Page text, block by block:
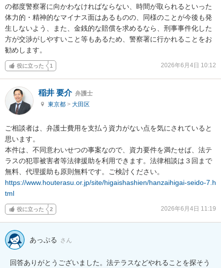
の都度警察署に向かわなければならない、時間が取られるといった
体力的・精神的なマイナス面はあるものの、同様のことが今後も発
生しないよう、また、金銭的な賠償を求めるなら、刑事事件化した
方が交渉がしやすいこと等もあるため、警察署に行かれることをお
勧めします。
役に立った 1 2026年6月4日 10:12
稲井 要介 弁護士
東京都 > 大田区
ご相談者は、弁護士費用を支払う資力がない点を気にされていると
思います。
本件は、不同意わいせつの事案なので、資力要件を満たせば、法テ
ラスの犯罪被害者等法律援助を利用できます。法律相談は３回まで
https://www.houterasu.or.jp/site/higaishashien/hanzaihigai-seido-7.h
tml
役に立った 2 2026年6月4日 11:19
あっぷる さん
回答ありがとうございました。法テラスなどやれることを探そう